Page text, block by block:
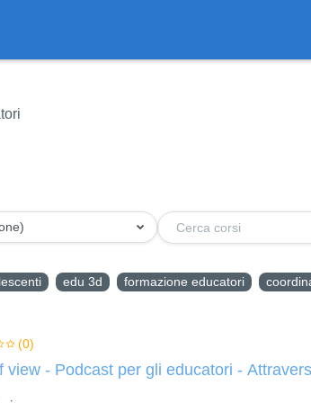
Cerca corsi
edu 3d formazione educatori
(0)
view - Podcast per gli educatori -